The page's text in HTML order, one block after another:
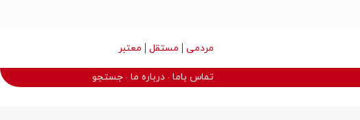
مردمی مستقل معتبر
تماس باما درباره ما جستجو